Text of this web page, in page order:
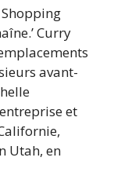
Curry
avant-
et
Utah, en